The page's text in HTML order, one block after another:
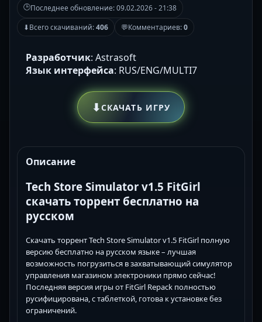
🕒Последнее обновление:09.02.2026 - 21:38
⬇Всего скачиваний:406 💬Комментариев:0
Разработчик: Astrasoft
Язык интерфейса: RUS/ENG/MULTI7
⬇СКАЧАТЬ ИГРУ
Описание
Tech Store Simulator v1.5 FitGirl
скачать торрент бесплатно на
русском
Скачать торрент Tech Store Simulator v1.5 FitGirl полную
версию бесплатно на русском языке – лучшая
возможность погрузиться в захватывающий симулятор
управления магазином электроники прямо сейчас!
Последняя версия игры от FitGirl Repack полностью
русифицирована, с таблеткой, готова к установке без
ограничений.